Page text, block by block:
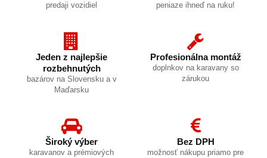
predaji vozidiel
peniaze ihneď na ruku!
Jeden z najlepšie
rozbehnutých
bazárov na Slovensku a v
Maďarsku
Profesionálna montáž
doplnkov na karavany so
zárukou
Široký výber
karavanov a prémiových
Bez DPH
možnosť nákupu priamo pre